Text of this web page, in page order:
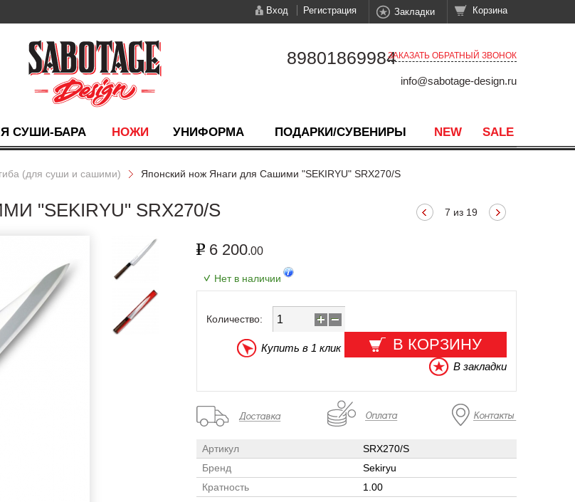
Вход Регистрация Закладки Корзина
СУШИ-БАРА НОЖИ УНИФОРМА ПОДАРКИ/СУВЕНИРЫ NEW SALE
89801869984ЗАКАЗАТЬ ОБРАТНЫЙ ЗВОНОК
info@sabotage-design.ru
(для суши и сашими) Японский нож Янаги для Сашими "SEKIRYU" SRX270/S
SRX270/S 7 из 19
6 200.00
Нет в наличии
Количество:
В КОРЗИНУ
Купить в 1 клик
В закладки
Артикул
SRX270/S
Бренд
Sekiryu
Кратность
1.00